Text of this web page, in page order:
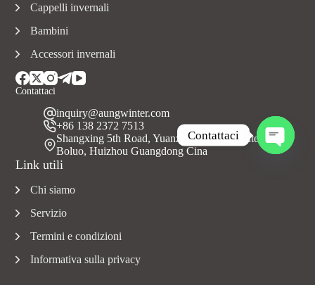
Contattaci
inquiry@aungwinter.com
+86 138 2372 7513
Shangxing 5th Road, Yuanzhou Town, Contea di
Boluo, Huizhou Guangdong Cina
Link utili
Chi siamo
Servizio
Termini e condizioni
Informativa sulla privacy
Cappelli invernali
Bambini
Accessori invernali
Contattaci